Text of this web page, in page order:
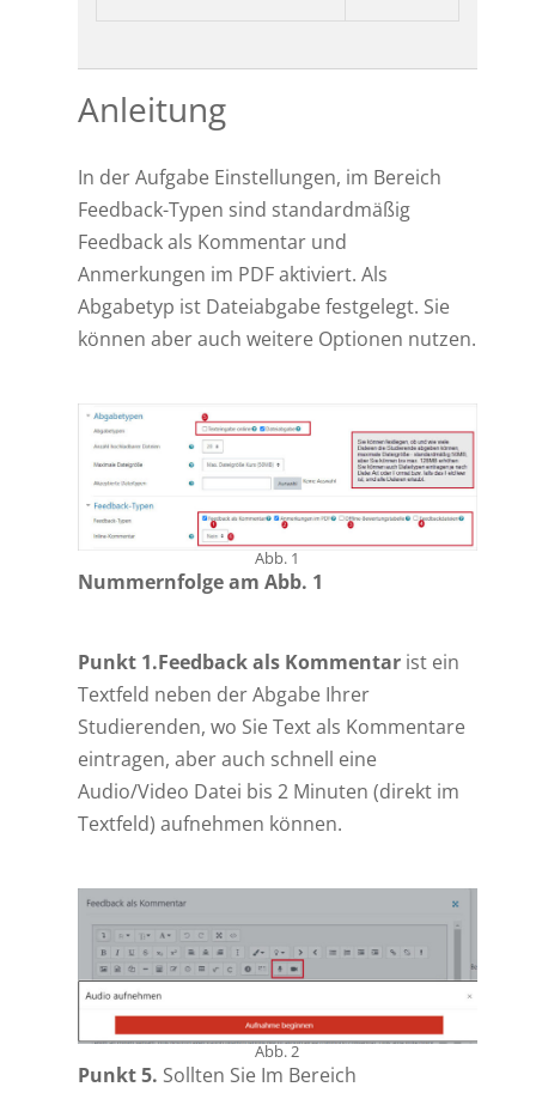
Anleitung
In der Aufgabe Einstellungen, im Bereich
Feedback-Typen sind standardmäßig
Feedback als Kommentar und
Anmerkungen im PDF aktiviert. Als
Abgabetyp ist Dateiabgabe festgelegt. Sie
können aber auch weitere Optionen nutzen.
Abb. 1
Nummernfolge am Abb. 1
Punkt 1.Feedback als Kommentarist ein
Textfeld neben der Abgabe Ihrer
Studierenden, wo Sie Text als Kommentare
eintragen, aber auch schnell eine
Audio/Video Datei bis 2 Minuten (direkt im
Textfeld) aufnehmen können.
Abb. 2
Punkt 5. Sollten Sie Im Bereich